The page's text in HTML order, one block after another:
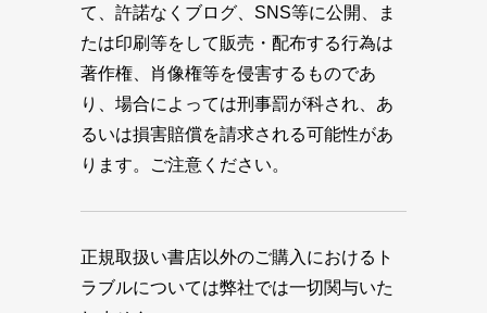
て、許諾なくブログ、SNS等に公開、ま
たは印刷等をして販売・配布する行為は
著作権、肖像権等を侵害するものであ
り、場合によっては刑事罰が科され、あ
るいは損害賠償を請求される可能性があ
ります。ご注意ください。
正規取扱い書店以外のご購入におけるト
ラブルについては弊社では一切関与いた